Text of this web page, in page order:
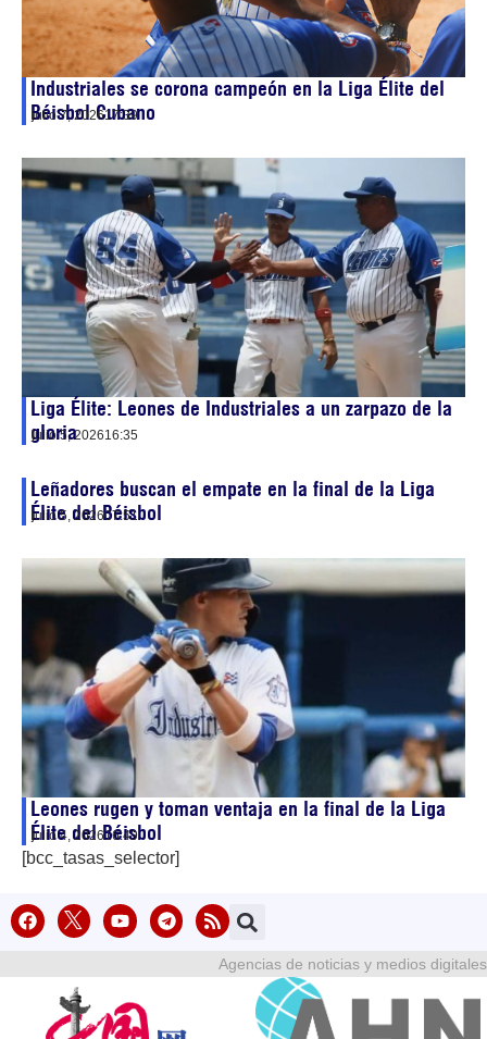
Industriales se corona campeón en la Liga Élite del
Béisbol Cubano
julio 7, 202617:39
Liga Élite: Leones de Industriales a un zarpazo de la
gloria
julio 5, 202616:35
Leñadores buscan el empate en la final de la Liga
Élite del Béisbol
julio 5, 202607:51
Leones rugen y toman ventaja en la final de la Liga
Élite del Béisbol
julio 4, 202616:49
[bcc_tasas_selector]
Agencias de noticias y medios digitales